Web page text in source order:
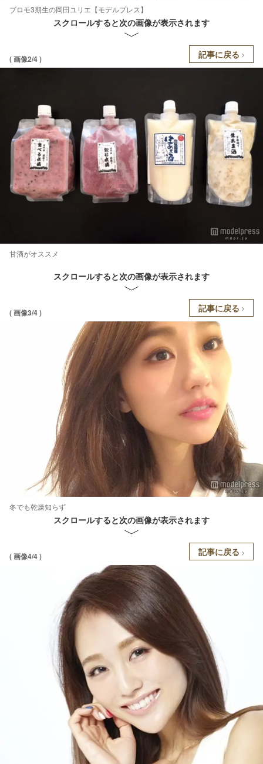
ブロモ3期生の岡田ユリエ【モデルプレス】
スクロールすると次の画像が表示されます
( 画像2/4 ) 記事に戻る
甘酒がオススメ
スクロールすると次の画像が表示されます
( 画像3/4 ) 記事に戻る
冬でも乾燥知らず
スクロールすると次の画像が表示されます
( 画像4/4 ) 記事に戻る